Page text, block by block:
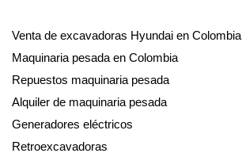
Venta de excavadoras Hyundai en Colombia
Maquinaria pesada en Colombia
Repuestos maquinaria pesada
Alquiler de maquinaria pesada
Generadores eléctricos
Retroexcavadoras